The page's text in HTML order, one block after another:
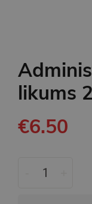
likums
€6.50